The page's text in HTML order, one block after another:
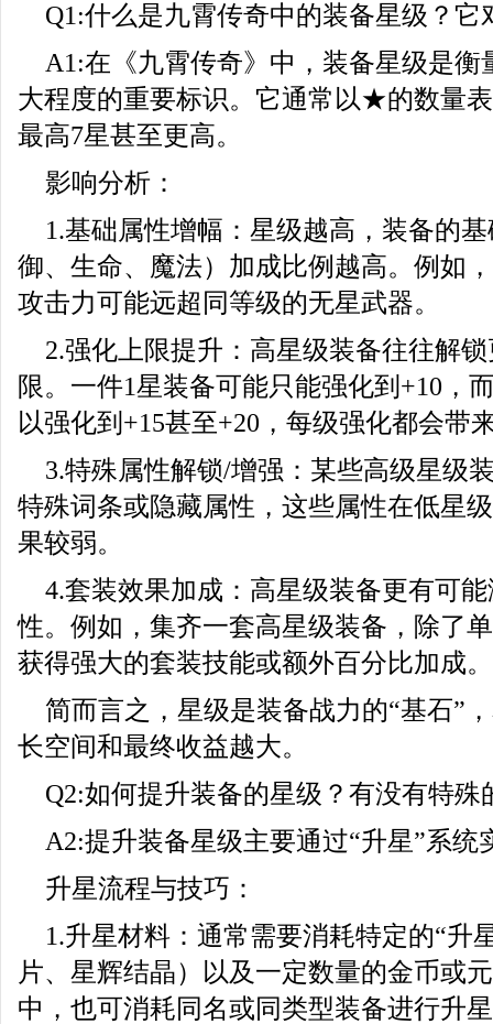
Q1:什么是九霄传奇中的装备星级？它
A1:在《九霄传奇》中，装备星级是衡
大程度的重要标识。它通常以★的数量
最高7星甚至更高。
影响分析：
1.基础属性增幅：星级越高，装备的
御、生命、魔法）加成比例越高。例如
攻击力可能远超同等级的无星武器。
2.强化上限提升：高星级装备往往解
限。一件1星装备可能只能强化到+10，
以强化到+15甚至+20，每级强化都会带
3.特殊属性解锁/增强：某些高级星级
特殊词条或隐藏属性，这些属性在低星
果较弱。
4.套装效果加成：高星级装备更有可
性。例如，集齐一套高星级装备，除了
获得强大的套装技能或额外百分比加成。
简而言之，星级是装备战力的“基石”
长空间和最终收益越大。
Q2:如何提升装备的星级？有没有特殊
A2:提升装备星级主要通过“升星”系统
升星流程与技巧：
1.升星材料：通常需要消耗特定的“升
片、星辉结晶）以及一定数量的金币或
中，也可消耗同名或同类型装备进行升